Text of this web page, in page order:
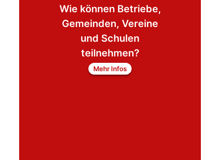
Wie können Betriebe,
Gemeinden, Vereine
und Schulen
teilnehmen?
Mehr Infos